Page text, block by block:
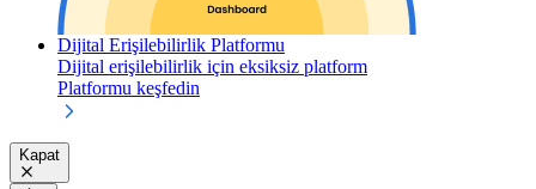
Dijital Erişilebilirlik Platformu
Dijital erişilebilirlik için eksiksiz platform
Platformu keşfedin
Kapat